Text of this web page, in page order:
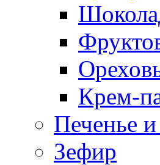
Крем-
Печенье
Зефир